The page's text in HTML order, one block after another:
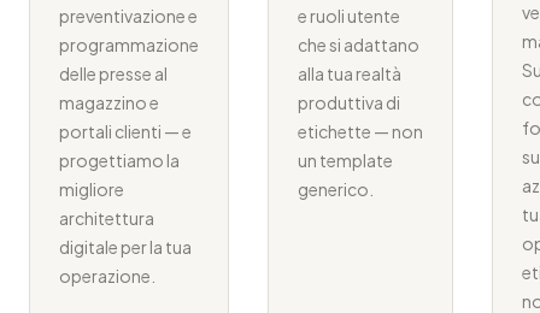
preventivazione e
programmazione
delle presse al
magazzino e
portali clienti — e
progettiamo la
migliore
architettura
digitale per la tua
operazione.
e ruoli utente
che si adattano
alla tua realtà
produttiva di
etichette — non
un template
generico.